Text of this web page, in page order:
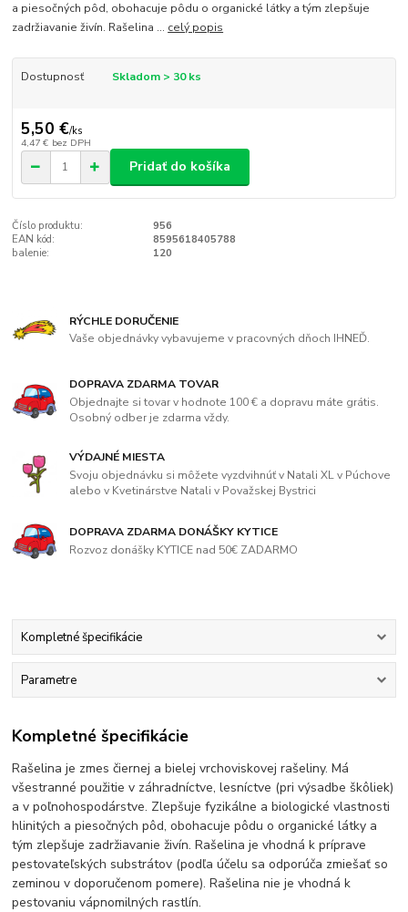
a piesočných pôd, obohacuje pôdu o organické látky a tým zlepšuje
zadržiavanie živín. Rašelina ... celý popis
Dostupnosť Skladom > 30 ks
5,50 €/ks
4,47 € bez DPH
Pridať do košíka
Číslo produktu:
956
EAN kód:
8595618405788
balenie:
120
RÝCHLE DORUČENIE
Vaše objednávky vybavujeme v pracovných dňoch IHNEĎ.
DOPRAVA ZDARMA TOVAR
Objednajte si tovar v hodnote 100 € a dopravu máte grátis.
Osobný odber je zdarma vždy.
VÝDAJNÉ MIESTA
Svoju objednávku si môžete vyzdvihnúť v Natali XL v Púchove
alebo v Kvetinárstve Natali v Považskej Bystrici
DOPRAVA ZDARMA DONÁŠKY KYTICE
Rozvoz donášky KYTICE nad 50€ ZADARMO
Kompletné špecifikácie
Parametre
Kompletné špecifikácie
Rašelina je zmes čiernej a bielej vrchoviskovej rašeliny. Má
všestranné použitie v záhradníctve, lesníctve (pri výsadbe škôliek)
a v poľnohospodárstve. Zlepšuje fyzikálne a biologické vlastnosti
hlinitých a piesočných pôd, obohacuje pôdu o organické látky a
tým zlepšuje zadržiavanie živín. Rašelina je vhodná k príprave
pestovateľských substrátov (podľa účelu sa odporúča zmiešať so
zeminou v doporučenom pomere). Rašelina nie je vhodná k
pestovaniu vápnomilných rastlín.